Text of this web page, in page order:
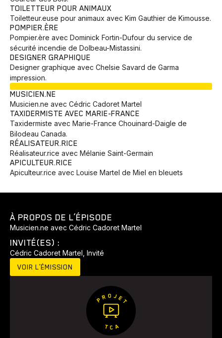
Avenir
Histoires Pêche
TOILETTEUR POUR ANIMAUX
Toiletteur.euse pour animaux avec Kim Gauthier de Kimousse.
POMPIER.ÈRE
Pompier.ère avec Dominick Fortin-Dufour du service de
sécurité incendie de Dolbeau-Mistassini.
DESIGNER GRAPHIQUE
Designer graphique avec Chelsie Savard de Garma
impression.
MUSICIEN.NE
Musicien.ne avec Cédric Cadoret Martel
TAXIDERMISTE AVEC MARIE-FRANCE
Taxidermiste avec Marie-France Chouinard-Daigle de
Bilodeau Canada.
RÉALISATEUR.RICE
Réalisateur.rice avec Mélanie Saint-Germain
APICULTEUR.RICE
Apiculteur.rice avec Louise Martel de Miel en bleuets
À PROPOS DE L’ÉPISODE
Musicien.ne avec Cédric Cadoret Martel
INVITÉ(ES) :
Cédric Cadoret Martel, Invité
VOIR L’ÉMISSION